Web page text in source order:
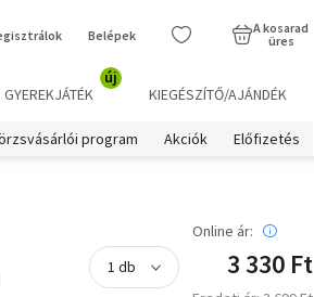
Belépek
A kosarad
üres
GYEREKJÁTÉK
új
KIEGÉSZÍTŐ/AJÁNDÉK
program Akciók Előfizetés
Online ár:
3 330 Ft